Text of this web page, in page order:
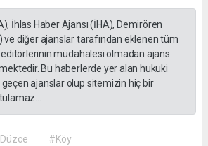
İhlas Haber Ajansı (İHA), Demirören
ve diğer ajanslar tarafından eklenen tüm
müdahalesi olmadan ajans
Bu haberlerde yer alan hukuki
ajanslar olup sitemizin hiç bir
#Köy